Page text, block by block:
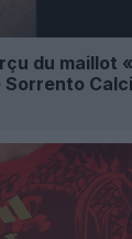
du maillot
Sorrento